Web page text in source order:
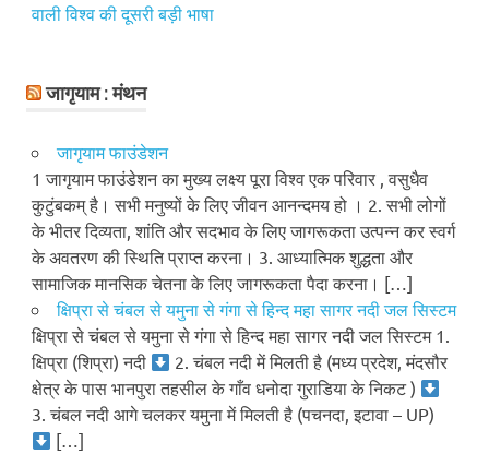
वाली विश्व की दूसरी बड़ी भाषा
जागृयाम : मंथन
जागृयाम फाउंडेशन
1 जागृयाम फाउंडेशन का मुख्य लक्ष्य पूरा विश्व एक परिवार , वसुधैव
कुटुंबकम् है। सभी मनुष्यों के लिए जीवन आनन्दमय हो । 2. सभी लोगों
के भीतर दिव्यता, शांति और सदभाव के लिए जागरूकता उत्पन्न कर स्वर्ग
के अवतरण की स्थिति प्राप्त करना। 3. आध्यात्मिक शुद्धता और
सामाजिक मानसिक चेतना के लिए जागरूकता पैदा करना। […]
क्षिप्रा से चंबल से यमुना से गंगा से हिन्द महा सागर नदी जल सिस्टम
क्षिप्रा से चंबल से यमुना से गंगा से हिन्द महा सागर नदी जल सिस्टम 1.
क्षिप्रा (शिप्रा) नदी
2. चंबल नदी में मिलती है (मध्य प्रदेश, मंदसौर
क्षेत्र के पास भानपुरा तहसील के गाँव धनोदा गुराडिया के निकट )
3. चंबल नदी आगे चलकर यमुना में मिलती है (पचनदा, इटावा – UP)
[…]